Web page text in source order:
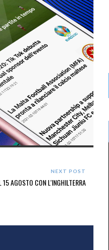
NEXT POST
AGOSTO CON L'INGHILTERRA